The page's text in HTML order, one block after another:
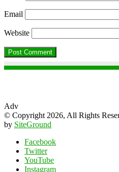
Email
Website
Adv
© Copyright 2026, All Rights
by SiteGround
Facebook
Twitter
YouTube
Instagram